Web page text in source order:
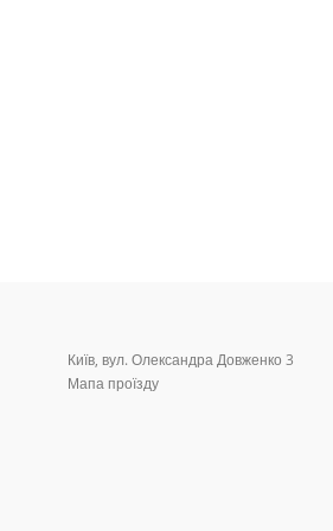
Київ, вул. Олександра Довженко 3
Мапа проїзду